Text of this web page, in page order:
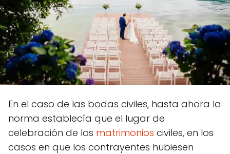
En el caso de las bodas civiles, hasta ahora la
norma establecía que el lugar de
celebración de los matrimonios civiles, en los
casos en que los contrayentes hubiesen